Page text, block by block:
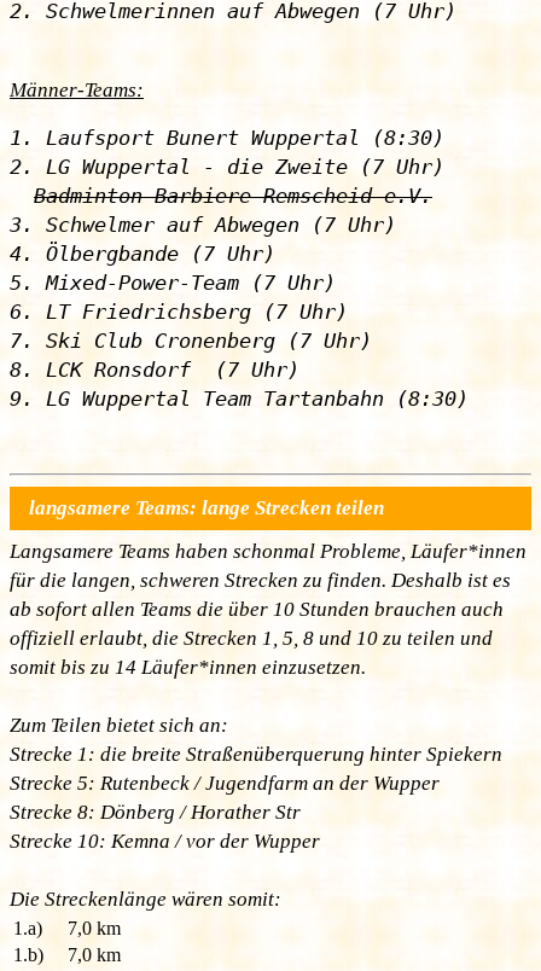
Männer-Teams:
1. Laufsport Bunert Wuppertal (8:30)
2. LG Wuppertal - die Zweite (7 Uhr)
Badminton Barbiere Remscheid e.V.
3. Schwelmer auf Abwegen (7 Uhr)
4. Ölbergbande (7 Uhr)
5. Mixed-Power-Team (7 Uhr)
6. LT Friedrichsberg (7 Uhr)
7. Ski Club Cronenberg (7 Uhr)
8. LCK Ronsdorf  (7 Uhr)
langsamere Teams: lange Strecken teilen
Langsamere Teams haben schonmal Probleme, Läufer*innen
für die langen, schweren Strecken zu finden. Deshalb ist es
ab sofort allen Teams die über 10 Stunden brauchen auch
offiziell erlaubt, die Strecken 1, 5, 8 und 10 zu teilen und
somit bis zu 14 Läufer*innen einzusetzen.
Zum Teilen bietet sich an:
Strecke 1: die breite Straßenüberquerung hinter Spiekern
Strecke 5: Rutenbeck / Jugendfarm an der Wupper
Strecke 8: Dönberg / Horather Str
Strecke 10: Kemna / vor der Wupper
Die Streckenlänge wären somit:
1.a)
7,0 km
1.b)
7,0 km